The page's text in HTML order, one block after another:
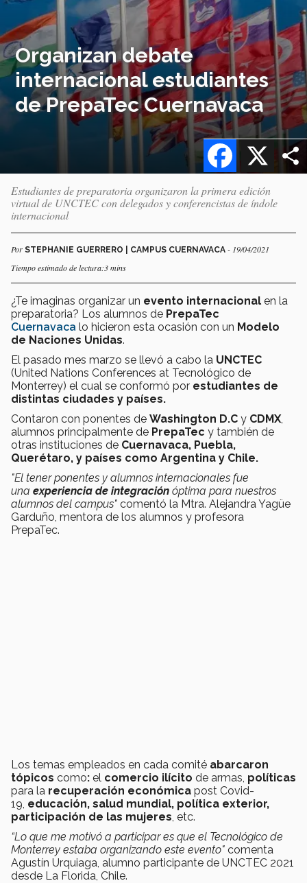
Organizan debate
internacional estudiantes
de PrepaTec Cuernavaca
X
Facebook
Estudiantes de preparatoria organizaron la primera edición
virtual de UNCTEC con delegados y conferencistas de índole
internacional
Por STEPHANIE GUERRERO | CAMPUS CUERNAVACA - 19/04/2021
Tiempo estimado de lectura:3 mins
¿Te imaginas organizar un evento internacional en la
preparatoria? Los alumnos de PrepaTec
Cuernavaca lo hicieron esta ocasión con un Modelo
de Naciones Unidas.
El pasado mes marzo se llevó a cabo la UNCTEC
(United Nations Conferences at Tecnológico de
Monterrey) el cual se conformó por estudiantes de
distintas ciudades y países.
Contaron con ponentes de Washington D.C y CDMX,
alumnos principalmente de PrepaTec y también de
otras instituciones de Cuernavaca, Puebla,
Querétaro, y países como Argentina y Chile.
"El tener ponentes y alumnos internacionales fue
una experiencia de integración óptima para nuestros
alumnos del campus" comentó la Mtra. Alejandra Yagüe
Garduño, mentora de los alumnos y profesora
PrepaTec.
Los temas empleados en cada comité abarcaron
tópicos como: el comercio ilícito de armas, políticas
para la recuperación económica post Covid-
19, educación, salud mundial, política exterior,
participación de las mujeres , etc.
“Lo que me motivó a participar es que el Tecnológico de
Monterrey estaba organizando este evento" comenta
Agustín Urquiaga, alumno participante de UNCTEC 2021
desde La Florida, Chile.